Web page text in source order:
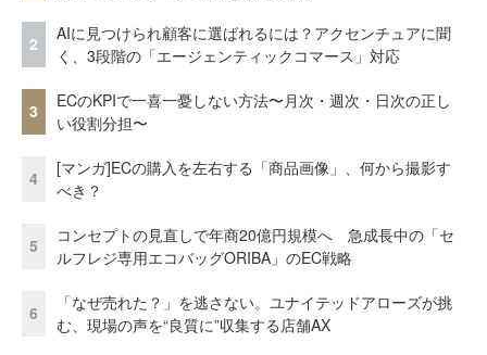
2
AIに見つけられ顧客に選ばれるには？アクセンチュアに聞
く、3段階の「エージェンティックコマース」対応
3
ECのKPIで一喜一憂しない方法〜月次・週次・日次の正し
い役割分担〜
4
[マンガ]ECの購入を左右する「商品画像」、何から撮影す
べき？
5
コンセプトの見直しで年商20億円規模へ 急成長中の「セ
ルフレジ専用エコバッグORIBA」のEC戦略
6
「なぜ売れた？」を逃さない。ユナイテッドアローズが挑
む、現場の声を“良質に”収集する店舗AX